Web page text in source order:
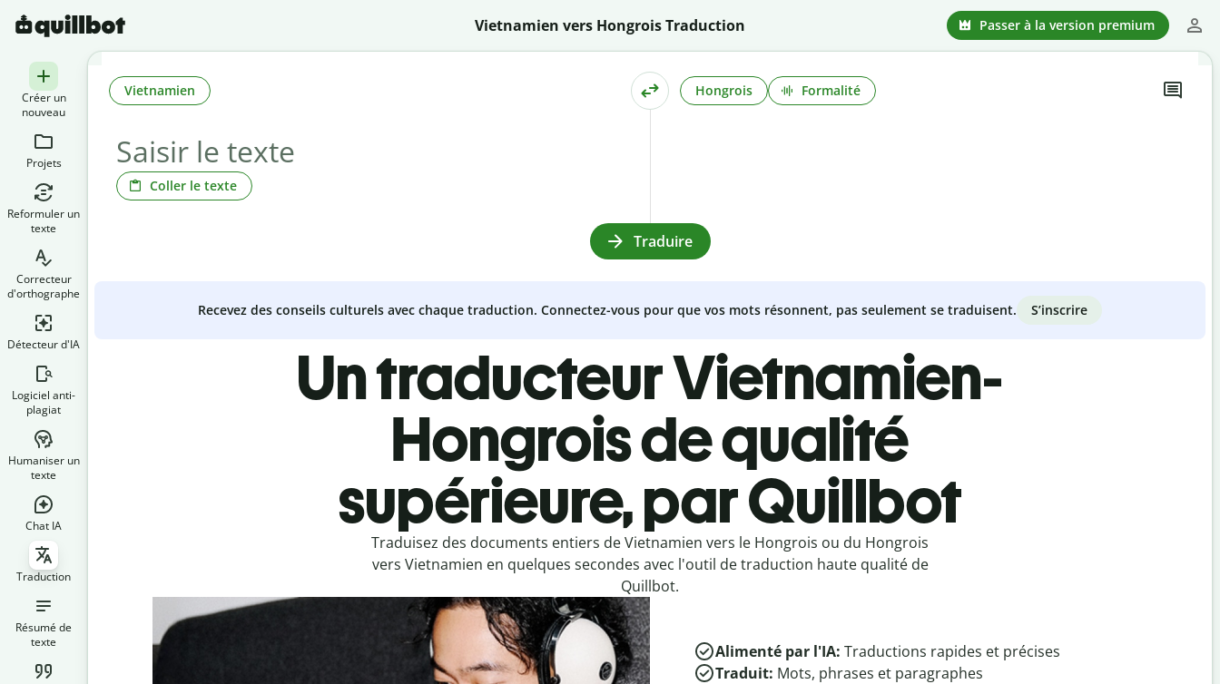
Vietnamien vers Hongrois Traduction Passer à la version premium
Créer un
nouveau
Projets
Reformuler un
texte
Correcteur
d'orthographe
Détecteur d'IA
Logiciel anti-
plagiat
Humaniser un
texte
Chat IA
Traduction
Résumé de
texte
Coller le texte
Vietnamien Hongrois Formalité
Traduire
Recevez des conseils culturels avec chaque traduction. Connectez-vous pour que vos mots résonnent, pas seulement se traduisent. S’inscrire
Un traducteur Vietnamien-
Hongrois de qualité
supérieure, par Quillbot
Traduisez des documents entiers de Vietnamien vers le Hongrois ou du Hongrois
vers Vietnamien en quelques secondes avec l'outil de traduction haute qualité de
Quillbot.
Alimenté par l'IA: Traductions rapides et précises
Traduit: Mots, phrases et paragraphes